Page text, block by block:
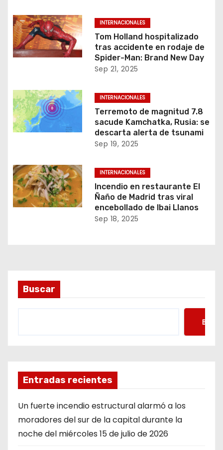
INTERNACIONALES
Tom Holland hospitalizado
tras accidente en rodaje de
Spider-Man: Brand New Day
Sep 21, 2025
INTERNACIONALES
Terremoto de magnitud 7.8
sacude Kamchatka, Rusia: se
descarta alerta de tsunami
Sep 19, 2025
INTERNACIONALES
Incendio en restaurante El
Ñaño de Madrid tras viral
encebollado de Ibai Llanos
Sep 18, 2025
Buscar
Entradas recientes
Un fuerte incendio estructural alarmó a los
moradores del sur de la capital durante la
noche del miércoles 15 de julio de 2026